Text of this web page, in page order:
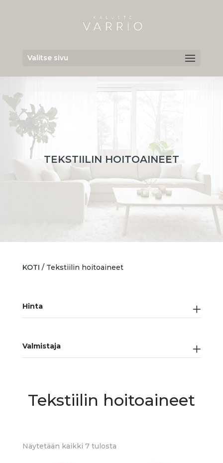
Valitse sivu
TEKSTIILIN HOITOAINEET
KOTI / Tekstiilin hoitoaineet
Hinta
Valmistaja
Tekstiilin hoitoaineet
Näytetään kaikki 7 tulostaSorted